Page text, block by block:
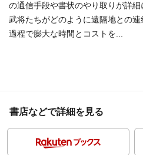
の通信手段や書状のやり取りが詳細
武将たちがどのように遠隔地との
過程で膨大な時間とコストを...
書店などで詳細を見る